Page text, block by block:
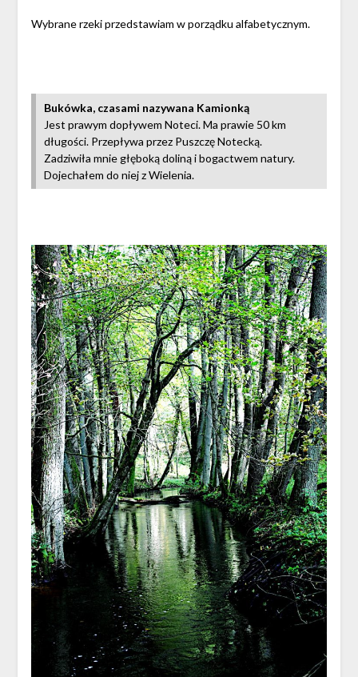
Wybrane rzeki przedstawiam w porządku alfabetycznym.
Bukówka, czasami nazywana Kamionką
Jest prawym dopływem Noteci. Ma prawie 50 km
długości. Przepływa przez Puszczę Notecką.
Zadziwiła mnie głęboką doliną i bogactwem natury.
Dojechałem do niej z Wielenia.